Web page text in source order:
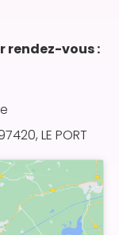
rendez-vous :
LE PORT